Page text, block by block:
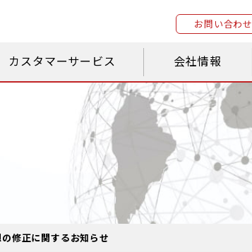
お問い合わせ
カスタマーサービス 会社情報
修正に関するお知らせ